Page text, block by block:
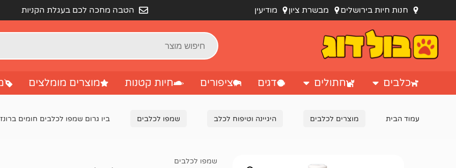
חנות חיות בירושלים מבשרת ציון מודיעין הטבה מחכה לכם בעגלת הקניות
כלבים חתולים דגים ציפורים חיות קטנות מוצרים מומלצים
עמוד הבית מוצרים לכלבים היגיינה וטיפוח לכלב שמפו לכלבים ביו גרום שמפו לכלבים חומים ברונז
שמפו לכלבים